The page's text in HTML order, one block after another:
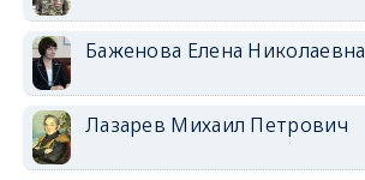
Баженова Елена Николаевна
Лазарев Михаил Петрович